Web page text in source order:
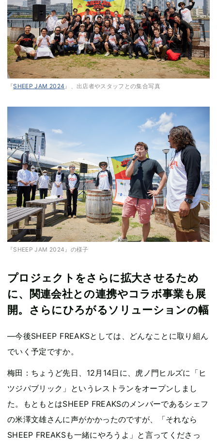
『SHEEP JAM 2024 』、出店者やスタッフとの集合写真
『SHEEP JAM 2024』の様子
プロジェクトをさらに拡大させるため
に、関連会社との連携やコラボ事業も展
開。さらにひろがるソリューションの幅
—今後SHEEP FREAKSとしては、どんなことに取り組ん
でいく予定ですか。
梅田：ちょうど先日、12月14日に、虎ノ門ヒルズに「ヒ
ツジパブリック」というレストランをオープンしまし
た。もともとはSHEEP FREAKSのメンバーであるシェフ
の米澤文雄さんに声がかかったのですが、「それなら
SHEEP FREAKSも一緒にやろうよ」と言ってくださっ